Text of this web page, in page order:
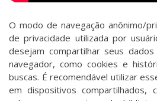
O modo de navegação anônimo/
de privacidade utilizada por
desejam compartilhar seus
navegador, como cookies e
buscas. É recomendável utilizar
em dispositivos compartilhados,